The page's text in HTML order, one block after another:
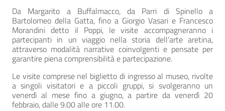
Da Margarito a Buffalmacco, da Parri di Spinello a
Bartolomeo della Gatta, fino a Giorgio Vasari e Francesco
Morandini detto il Poppi, le visite accompagneranno i
partecipanti in un viaggio nella storia dell’arte aretina,
attraverso modalità narrative coinvolgenti e pensate per
garantire piena comprensibilità e partecipazione.
Le visite comprese nel biglietto di ingresso al museo, rivolte
a singoli visitatori e a piccoli gruppi, si svolgeranno un
venerdì al mese fino a giugno, a partire da venerdì 20
febbraio, dalle 9.00 alle ore 11.00.